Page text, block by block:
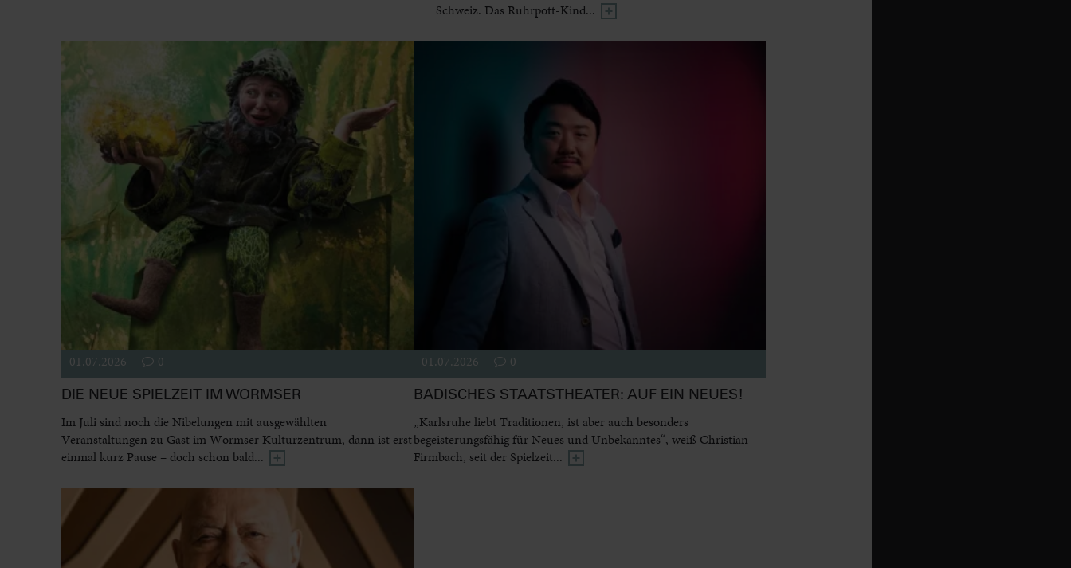
Schweiz. Das Ruhrpott-Kind...
01.07.2026 0
DIE NEUE SPIELZEIT IM WORMSER
Im Juli sind noch die Nibelungen mit ausgewählten
Veranstaltungen zu Gast im Wormser Kulturzentrum, dann ist erst
einmal kurz Pause – doch schon bald...
01.07.2026 0
BADISCHES STAATSTHEATER: AUF EIN NEUES!
„Karlsruhe liebt Traditionen, ist aber auch besonders
begeisterungsfähig für Neues und Unbekanntes“, weiß Christian
Firmbach, seit der Spielzeit...